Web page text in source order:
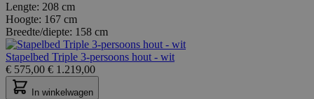
Lengte: 208 cm
Hoogte: 167 cm
Breedte/diepte: 158 cm
Stapelbed Triple 3-persoons hout - wit
€ 575,00 € 1.219,00
In winkelwagen